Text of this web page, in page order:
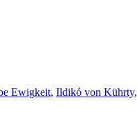
Ewigkeit, Ildikó von Kührty,